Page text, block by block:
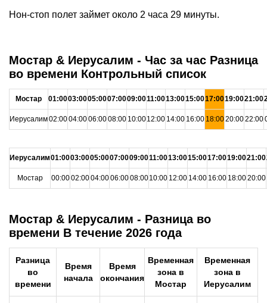
Нон-стоп полет займет около 2 часа 29 минуты.
Мостар & Иерусалим - Час за час Разница
во времени Контрольный список
Мостар 01:0003:0005:0007:0009:0011:0013:0015:0017:0019:0021:00
Иерусалим02:0004:0006:0008:00 10:0012:00 14:00 16:00 18:0020:0022:00
Иерусалим01:0003:0005:0007:0009:0011:0013:0015:0017:0019:0021:00
Мостар 00:0002:0004:0006:0008:0010:00 12:00 14:00 16:00 18:0020:00
Мостар & Иерусалим - Разница во
времени В течение 2026 года
Разница
во
времени
Время
начала
Время
окончания
Временная
зона в
Мостар
Временная
зона в
Иерусалим